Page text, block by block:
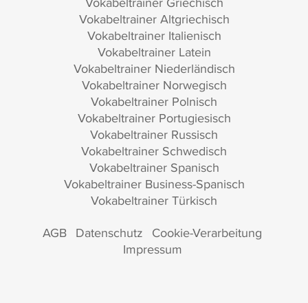
Vokabeltrainer Altgriechisch
Vokabeltrainer Italienisch
Vokabeltrainer Latein
Vokabeltrainer Niederländisch
Vokabeltrainer Norwegisch
Vokabeltrainer Polnisch
Vokabeltrainer Portugiesisch
Vokabeltrainer Russisch
Vokabeltrainer Schwedisch
Vokabeltrainer Spanisch
Vokabeltrainer Business-Spanisch
Vokabeltrainer Türkisch
AGB Datenschutz Cookie-Verarbeitung
Impressum